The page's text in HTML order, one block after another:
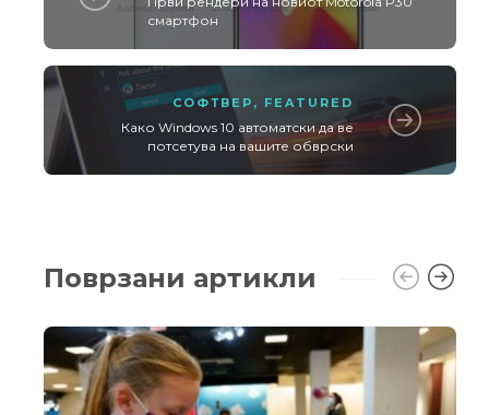
смартфон
СОФТВЕР , FEATURED
Како Windows 10 автоматски да ве
потсетува на вашите обврски
Поврзани артикли